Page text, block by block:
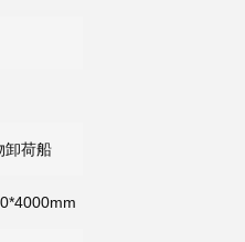
卸荷船